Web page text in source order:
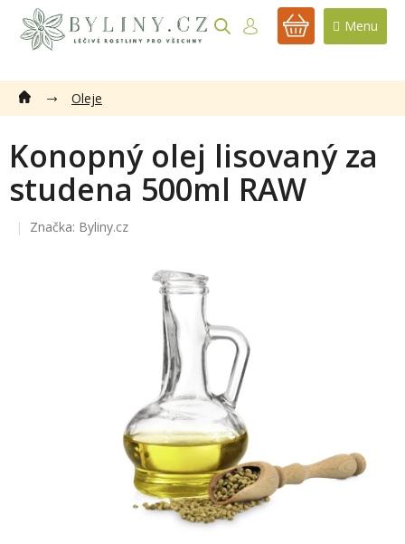
obsah
NÁKUPNÍ
Oleje
Konopný olej lisovaný za
studena 500ml RAW
Značka: Byliny.cz